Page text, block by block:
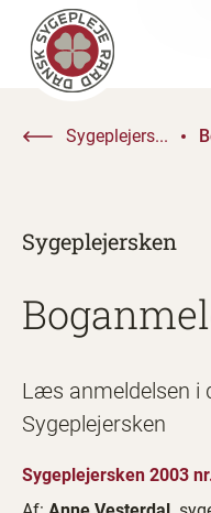
Sygeplejers...
Sygeplejersken
Læs anmeldelsen i
Sygeplejersken
Sygeplejersken 2003